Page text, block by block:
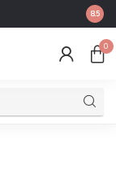
8.5
0